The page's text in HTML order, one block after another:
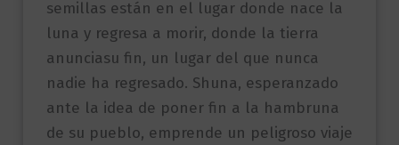
semillas están en el lugar donde nace la
luna y regresa a morir, donde la tierra
anunciasu fin, un lugar del que nunca
nadie ha regresado. Shuna, esperanzado
ante la idea de poner fin a la hambruna
de su pueblo, emprende un peligroso viaje